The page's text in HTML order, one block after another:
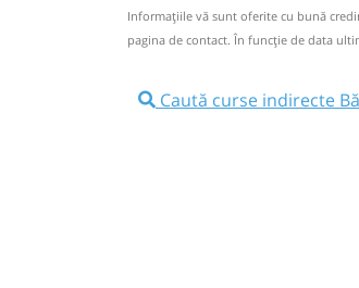
rezervare anticipată.
Nu a circulat?Semnalați
Informaţiile vă sunt oferite cu bună
pagina de contact. În funcție de data
Caută curse indirecte